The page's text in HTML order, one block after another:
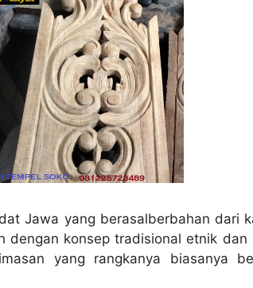
Jawa yang berasalberbahan dari
dengan konsep tradisional etnik dan
yang rangkanya biasanya